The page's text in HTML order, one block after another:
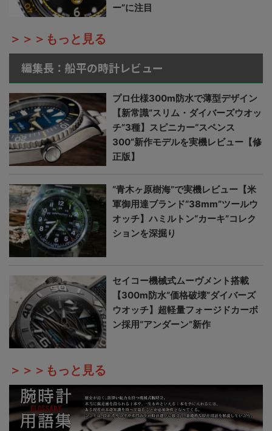
ー”に注目
＞＞＞もっと見る
編集長：船平の時計レビュー
プロ仕様300m防水で薄型デザイン
【新常識“スリム・ダイバーズウオッ
チ”3種】スピニカー“スペンス
300”新作モデルを実機レビュー【修
正版】
“青木ヶ原樹海”で実機レビュー【米
軍御用達ブランド“38mm”ツールウ
オッチ】ハミルトン“カーキ”コレク
ションを深掘り
セイコー機械式ムーヴメント搭載
【300m防水“価格破壊”ダイバーズ
ウオッチ】超軽量フォージドカーボ
ン採用“アンダーン”新作
＞＞＞もっと見る